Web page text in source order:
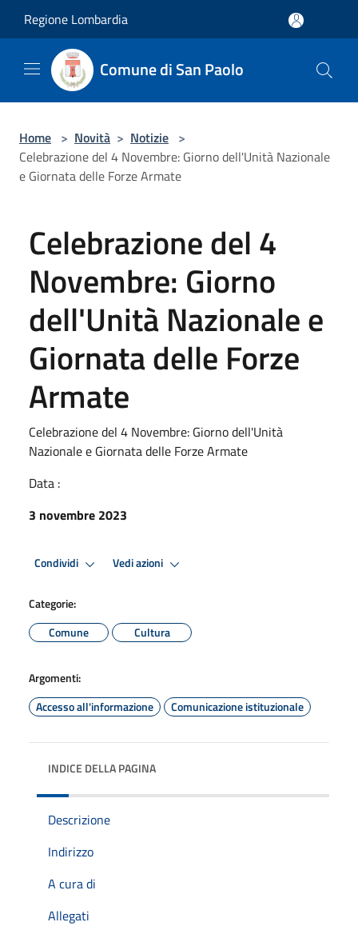
Regione Lombardia
Comune di San Paolo
Home > Novità > Notizie >
Celebrazione del 4 Novembre: Giorno dell'Unità Nazionale
e Giornata delle Forze Armate
Celebrazione del 4
Novembre: Giorno
dell'Unità Nazionale e
Giornata delle Forze
Armate
Celebrazione del 4 Novembre: Giorno dell'Unità
Nazionale e Giornata delle Forze Armate
Data :
3 novembre 2023
Condividi Vedi azioni
Categorie:
Comune
Cultura
Argomenti:
Accesso all'informazione
Comunicazione istituzionale
INDICE DELLA PAGINA
Descrizione
Indirizzo
A cura di
Allegati